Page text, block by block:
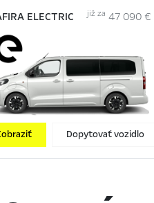
ELECTRIC již za 47 090 €
Dopytovať vozidlo